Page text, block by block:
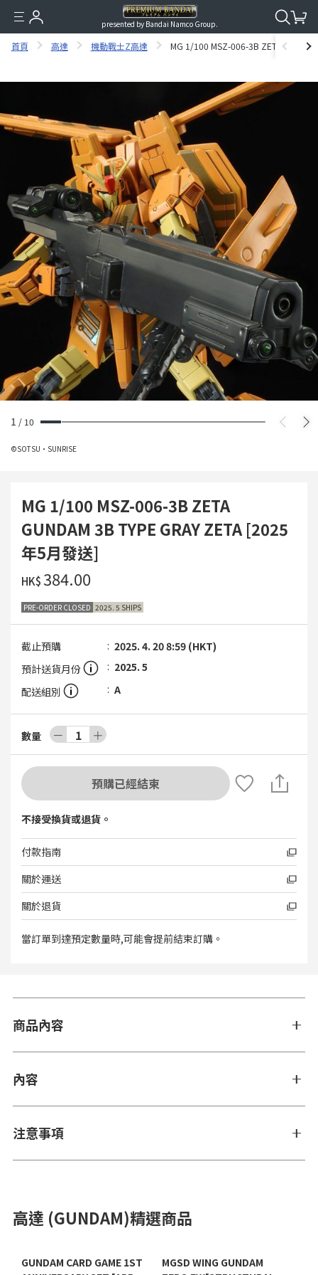
presented by Bandai Namco Group.
首頁 高達 機動戰士Z高達 MG 1/100 MSZ-006-3B ZETA
1 / 10
©SOTSU・SUNRISE
MG 1/100 MSZ-006-3B ZETA
GUNDAM 3B TYPE GRAY ZETA [2025
年5月發送]
HK$ ‌384.00
PRE-ORDER CLOSED 2025. 5 SHIPS
截止預購
2025. 4. 20 8:59 (HKT)
預計送貨月份
2025. 5
配送組別
A
數量 － 1 ＋
預購已經結束
不接受換貨或退貨。
付款指南
關於運送
關於退貨
當訂單到達預定數量時,可能會提前結束訂購。
商品內容
內容
注意事項
高達 (GUNDAM)精選商品
GUNDAM CARD GAME 1ST
MGSD WING GUNDAM